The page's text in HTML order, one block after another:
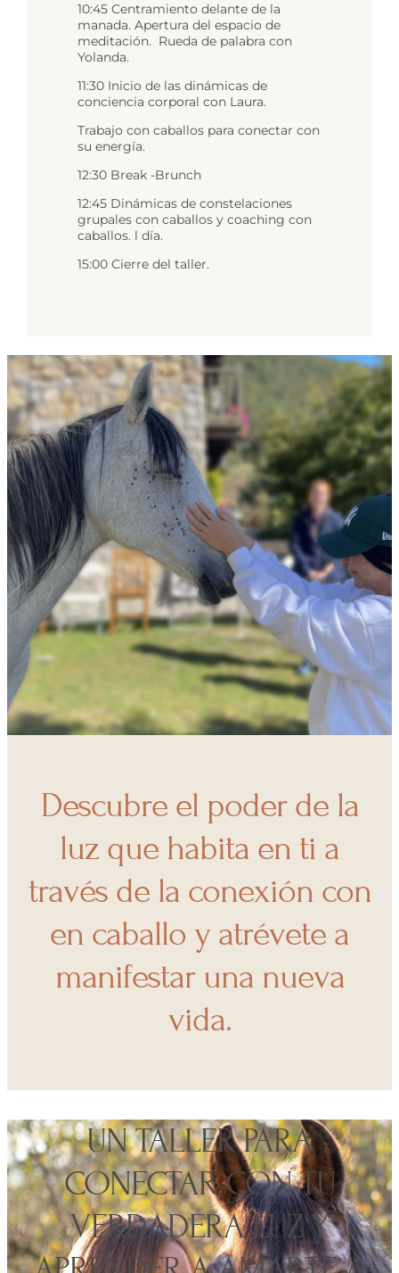
10:45 Centramiento delante de la
manada. Apertura del espacio de
meditación. Rueda de palabra con
Yolanda.
11:30 Inicio de las dinámicas de
conciencia corporal con Laura.
Trabajo con caballos para conectar con
su energía.
12:30 Break -Brunch
12:45 Dinámicas de constelaciones
grupales con caballos y coaching con
caballos. l día.
15:00 Cierre del taller.
Descubre el poder de la
luz que habita en ti a
través de la conexión con
en caballo y atrévete a
manifestar una nueva
vida.
UN TALLER PARA
CONECTAR CON TU
VERDADERA LUZ Y